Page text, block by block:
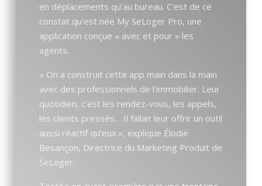
en déplacements qu’au bureau. C’est de ce
constat qu’est née My SeLoger Pro, une
application conçue « avec et pour » les
agents.
« On a construit cette app main dans la main
avec des professionnels de l’immobilier. Leur
quotidien, c’est les rendez-vous, les appels,
les clients pressés… Il fallait leur offrir un outil
aussi réactif qu’eux.», explique Élodie
Besançon, Directrice du Marketing Produit de
SeLoger.